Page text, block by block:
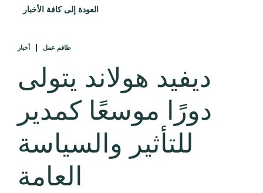
العودة إلى كافة الأخبار
أخبار طاقم عمل
ديفيد هولاند يتولى
دورًا موسعًا كمدير
للتأثير والسياسة
العامة